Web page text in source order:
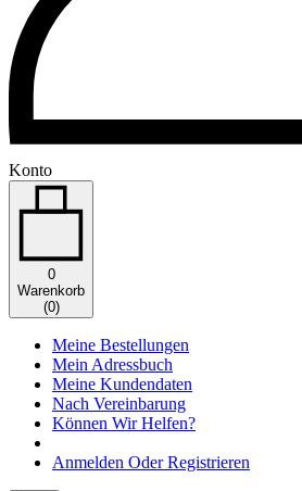
Konto
0
Warenkorb
(0)
Meine Bestellungen
Mein Adressbuch
Meine Kundendaten
Nach Vereinbarung
Können Wir Helfen?
Anmelden Oder Registrieren